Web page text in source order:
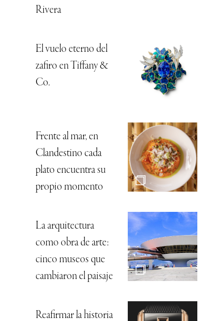
Rivera
El vuelo eterno del
zafiro en Tiffany &
Co.
Frente al mar, en
Clandestino cada
plato encuentra su
propio momento
La arquitectura
como obra de arte:
cinco museos que
cambiaron el paisaje
Reafirmar la historia